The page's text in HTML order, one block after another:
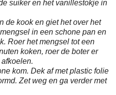
suiker en het vanillestokje in
de kook en giet het over het
in een schone pan en
Roer het mengsel tot een
koken, roer de boter er
kom. Dek af met plastic folie
Zet weg en ga verder met